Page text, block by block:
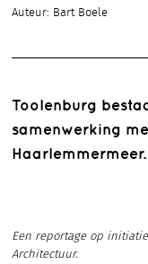
Auteur: Bart Boele
Toolenburg
samenwerking
Haarlemmermeer.
Een reportage op
Architectuur.